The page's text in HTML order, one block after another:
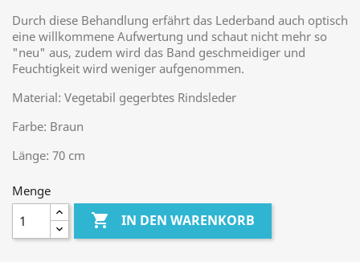
Durch diese Behandlung erfährt das Lederband auch optisch
eine willkommene Aufwertung und schaut nicht mehr so
"neu" aus, zudem wird das Band geschmeidiger und
Feuchtigkeit wird weniger aufgenommen.
Material: Vegetabil gegerbtes Rindsleder
Farbe: Braun
Länge: 70 cm
Menge
 IN DEN WARENKORB